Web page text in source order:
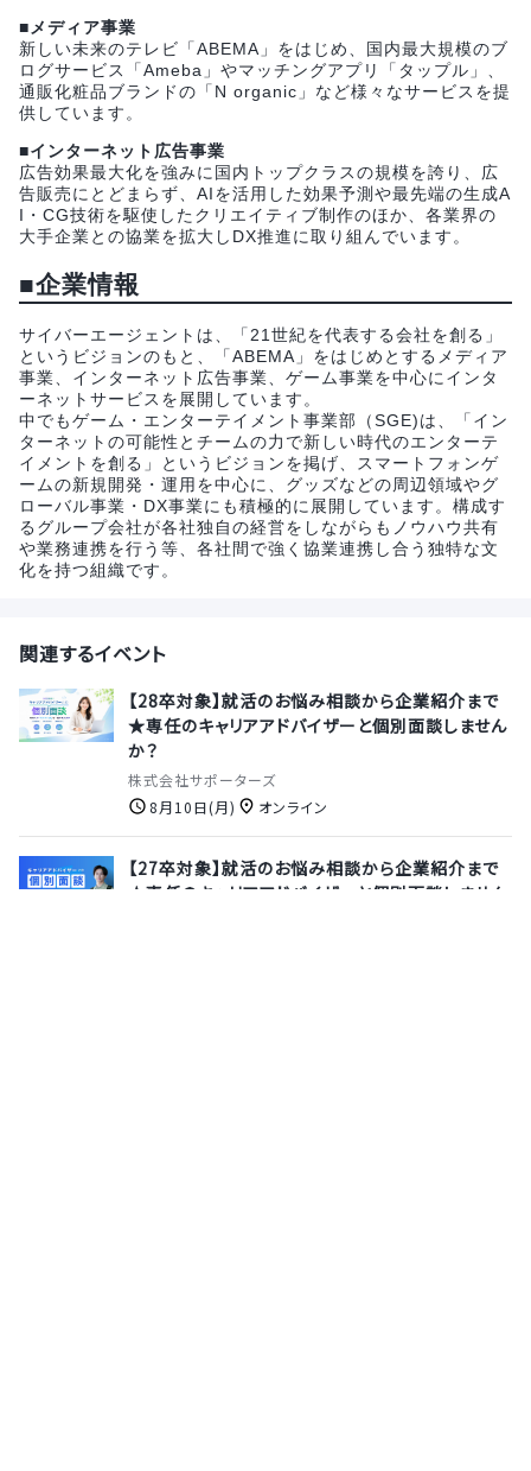
■メディア事業
新しい未来のテレビ「ABEMA」をはじめ、国内最大規模のブ
ログサービス「Ameba」やマッチングアプリ「タップル」、
通販化粧品ブランドの「N organic」など様々なサービスを提
供しています。
■インターネット広告事業
広告効果最大化を強みに国内トップクラスの規模を誇り、広
告販売にとどまらず、AIを活用した効果予測や最先端の生成A
I・CG技術を駆使したクリエイティブ制作のほか、各業界の
大手企業との協業を拡大しDX推進に取り組んでいます。
■企業情報
サイバーエージェントは、「21世紀を代表する会社を創る」
というビジョンのもと、「ABEMA」をはじめとするメディア
事業、インターネット広告事業、ゲーム事業を中心にインタ
ーネットサービスを展開しています。
中でもゲーム・エンターテイメント事業部（SGE)は、「イン
ターネットの可能性とチームの力で新しい時代のエンターテ
イメントを創る」というビジョンを掲げ、スマートフォンゲ
ームの新規開発・運用を中心に、グッズなどの周辺領域やグ
ローバル事業・DX事業にも積極的に展開しています。構成す
るグループ会社が各社独自の経営をしながらもノウハウ共有
や業務連携を行う等、各社間で強く協業連携し合う独特な文
化を持つ組織です。
関連するイベント
【28卒対象】就活のお悩み相談から企業紹介まで
★専任のキャリアアドバイザーと個別面談しません
か？
株式会社サポーターズ
8月10日(月)
オンライン
【27卒対象】就活のお悩み相談から企業紹介まで
★専任のキャリアアドバイザーと個別面談しません